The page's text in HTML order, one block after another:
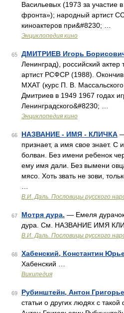
Васильевых (1973 за
фронта»); народный артист
киноактеров при&#8230; …
Энциклопедия кино
65 ДМИТРИЕВ Игорь
Ленинград), российский
артист РСФСР (1988).
МХАТ (курс П. В.
Дмитриев в 1949 1967 годах
Ленинградского&#8230; …
Энциклопедия кино
66 НАЗВАНИЕ - ИМЯ - КЛИЧКА
признает, а имя свое знает.
болван. Без имени ребенок
ему имя дали. Без вымени
мясо. Хоть звать не зови,
В.И. Даль. Пословицы русского
67 Мотря дура. — Емеля
дура. См. НАЗВАНИЕ ИМЯ
В.И. Даль. Пословицы русского
68 Хабенский, Константин
Хабенский …
Википедия
69 Рубинштейн, Антон
статьи о других людях с